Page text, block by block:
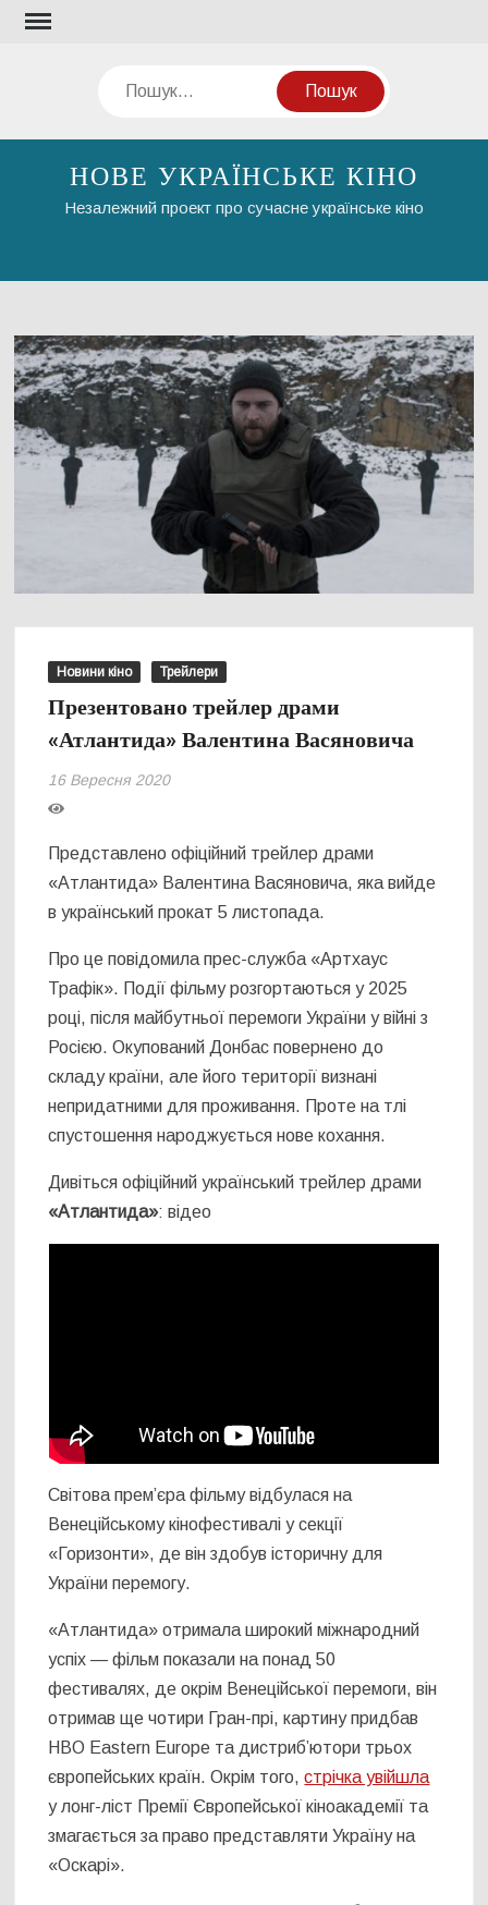
Перейти
Пошук
НОВЕ УКРАЇНСЬКЕ КІНО
Незалежний проект про сучасне українське кіно
Новини кіно Трейлери
Презентовано трейлер драми
«Атлантида» Валентина Васяновича
16 Вересня 2020
Представлено офіційний трейлер драми
«Атлантида» Валентина Васяновича, яка вийде
в український прокат 5 листопада.
Про це повідомила прес-служба «Артхаус
Трафік». Події фільму розгортаються у 2025
році, після майбутньої перемоги України у війні з
Росією. Окупований Донбас повернено до
складу країни, але його території визнані
непридатними для проживання. Проте на тлі
спустошення народжується нове кохання.
Дивіться офіційний український трейлер драми
«Атлантида»: відео
Світова прем’єра фільму відбулася на
Венеційському кінофестивалі у секції
«Горизонти», де він здобув історичну для
України перемогу.
«Атлантида» отримала широкий міжнародний
успіх — фільм показали на понад 50
фестивалях, де окрім Венеційської перемоги, він
отримав ще чотири Гран-прі, картину придбав
HBO Eastern Europe та дистриб’ютори трьох
європейських країн. Окрім того,стрічка увійшла
у лонг-ліст Премії Європейської кіноакадемії та
змагається за право представляти Україну на
«Оскарі».